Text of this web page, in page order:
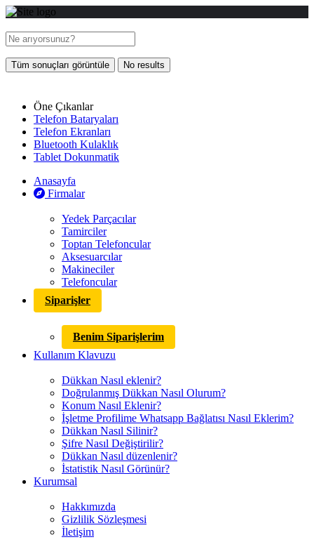
Tüm sonuçları görüntüle No results
Öne Çıkanlar
Telefon Bataryaları
Telefon Ekranları
Bluetooth Kulaklık
Tablet Dokunmatik
Anasayfa
Firmalar
Yedek Parçacılar
Tamirciler
Toptan Telefoncular
Aksesuarcılar
Makineciler
Telefoncular
Siparişler
Benim Siparişlerim
Kullanım Klavuzu
Dükkan Nasıl eklenir?
Doğrulanmış Dükkan Nasıl Olurum?
Konum Nasıl Eklenir?
İşletme Profilime Whatsapp Bağlatısı Nasıl Eklerim?
Dükkan Nasıl Silinir?
Şifre Nasıl Değiştirilir?
Dükkan Nasıl düzenlenir?
İstatistik Nasıl Görünür?
Kurumsal
Hakkımızda
Gizlilik Sözleşmesi
İletişim